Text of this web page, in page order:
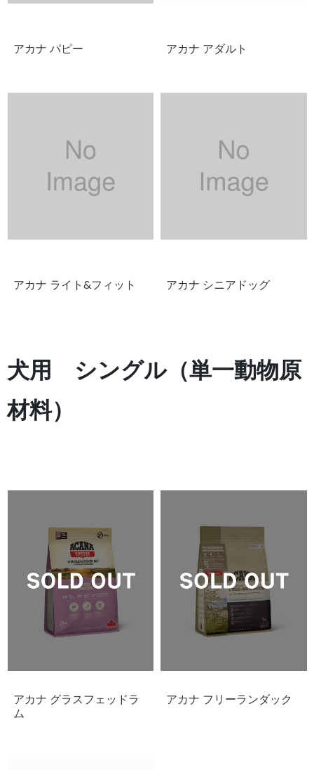
アカナ パピー アカナ アダルト
アカナ ライト&フィット アカナ シニアドッグ
犬用 シングル（単一動物原
材料）
アカナ グラスフェッドラ
ム
アカナ フリーランダック